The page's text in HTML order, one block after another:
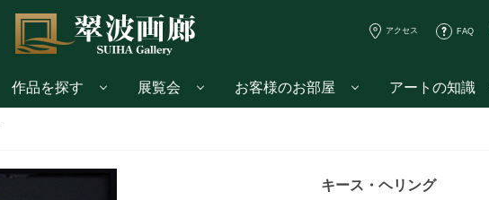
アクセス FAQ
作品を探す 展覧会 お客様のお部屋 アートの知識
キース・ヘリング